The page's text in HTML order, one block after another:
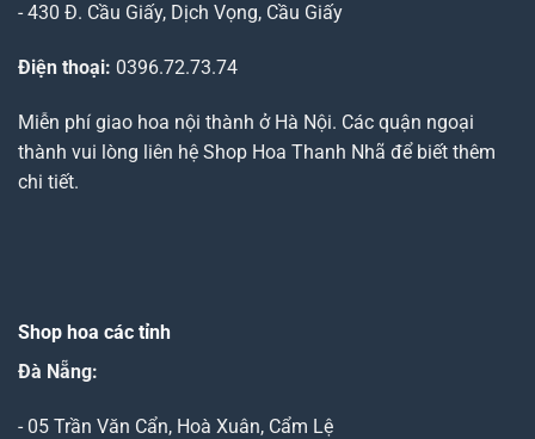
- 430 Đ. Cầu Giấy, Dịch Vọng, Cầu Giấy
Điện thoại: 0396.72.73.74
Miễn phí giao hoa nội thành ở Hà Nội. Các quận ngoại
thành vui lòng liên hệ Shop Hoa Thanh Nhã để biết thêm
chi tiết.
Shop hoa các tỉnh
Đà Nẵng:
- 05 Trần Văn Cẩn, Hoà Xuân, Cẩm Lệ